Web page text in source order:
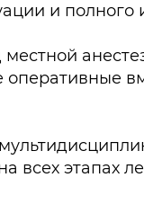
и полного
всех этапах